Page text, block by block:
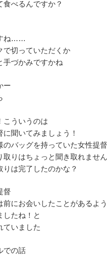
食べるんですか？
ね……
で切っていただくか
手づかみですかね
ー
こういうのは
聞いてみましょう！
のバッグを持っていた女性提
取りはちょっと聞き取れませ
りは完了したのかな？
督
前にお会いしたことがあるよ
したね！と
ていました
での話